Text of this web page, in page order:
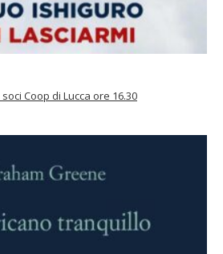
Coop di Lucca ore 16.30